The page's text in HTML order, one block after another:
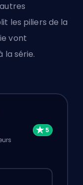
les piliers de la
vont
la série.